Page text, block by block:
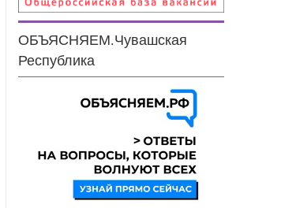
ОБЪЯСНЯЕМ.Чувашская
Республика